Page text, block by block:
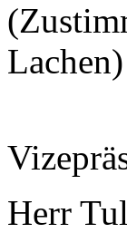
Lachen)
Herr